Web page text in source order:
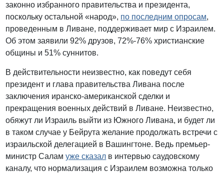
законно избранного правительства и президента,
поскольку остальной «народ», по последним опросам,
проведенным в Ливане, поддерживает мир с Израилем.
Об этом заявили 92% друзов, 72%-76% христианские
общины и 51% суннитов.
В действительности неизвестно, как поведут себя
президент и глава правительства Ливана после
заключения иранско-американской сделки и
прекращения военных действий в Ливане. Неизвестно,
обяжут ли Израиль выйти из Южного Ливана, и будет ли
в таком случае у Бейрута желание продолжать встречи с
израильской делегацией в Вашингтоне. Ведь премьер-
министр Саламуже сказал в интервью саудовскому
каналу, что нормализация с Израилем возможна только